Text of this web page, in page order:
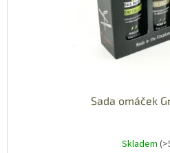
Sada omáček
Skladem